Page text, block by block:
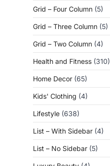
Grid – Four Column (5)
Grid – Three Column (5)
Grid – Two Column (4)
Health and Fitness (310)
Home Decor (65)
Kids' Clothing (4)
Lifestyle (638)
List – With Sidebar (4)
List – No Sidebar (5)